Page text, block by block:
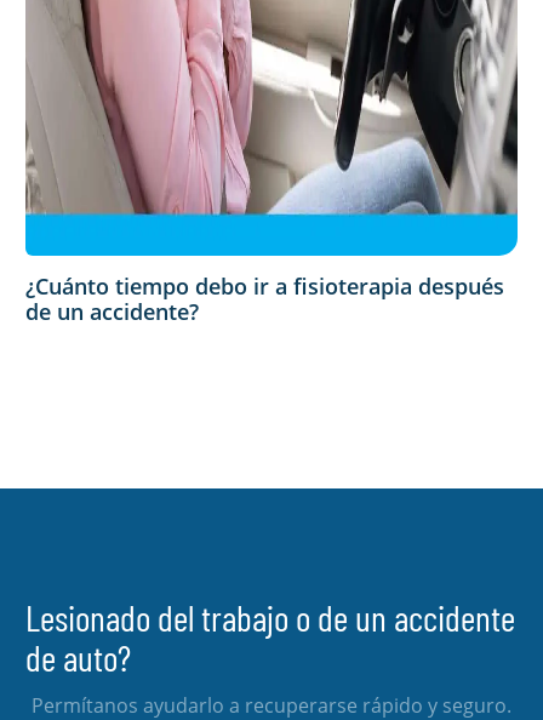
¿Cuánto tiempo debo ir a fisioterapia después
de un accidente?
Lesionado del trabajo o de un accidente
de auto?
Permítanos ayudarlo a recuperarse rápido y seguro.